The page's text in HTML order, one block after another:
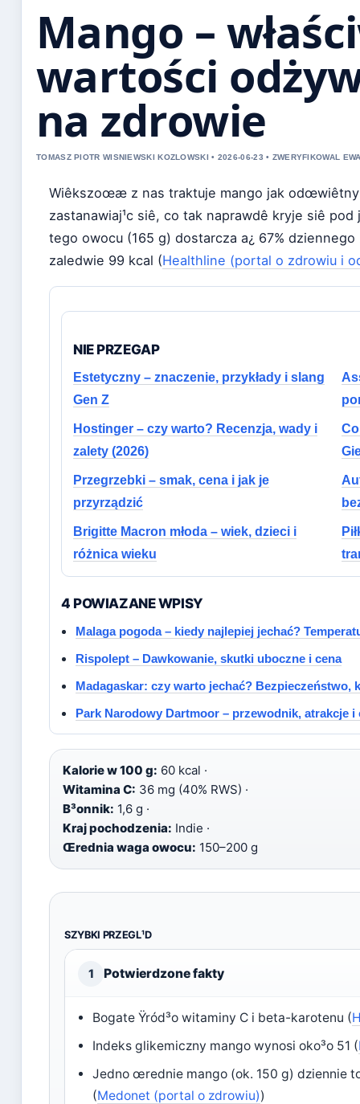
Mango –
wartości
na zdrowie
TOMASZ PIOTR WISNIEWSKI KOZLOWSKI • 2026-06-23 • ZWERYFIKOWAL
Wiêkszoœæ z nas traktuje mango jak
zastanawiaj¹c siê, co tak naprawdê kryje siê
tego owocu (165 g) dostarcza a¿ 67%
zaledwie 99 kcal (Healthline (portal o zdrowiu i
NIE PRZEGAP
Estetyczny – znaczenie, przykłady i slang
Gen Z
Hostinger – czy warto? Recenzja, wady i
zalety (2026)
Przegrzebki – smak, cena i jak je
przyrządzić
Brigitte Macron młoda – wiek, dzieci i
różnica wieku
4 POWIAZANE WPISY
Malaga pogoda – kiedy najlepiej jechać?
Rispolept – Dawkowanie, skutki uboczne i cena
Madagaskar: czy warto jechać? Bezpieczeństwo,
Park Narodowy Dartmoor – przewodnik, atrakcje i
Kalorie w 100 g: 60 kcal ·
Witamina C: 36 mg (40% RWS) ·
B³onnik: 1,6 g ·
Kraj pochodzenia: Indie ·
Œrednia waga owocu: 150–200 g
SZYBKI PRZEGL¹D
1 Potwierdzone fakty
Bogate Ÿród³o witaminy C i beta-karotenu (
Indeks glikemiczny mango wynosi oko³o 51 (
Jedno œrednie mango (ok. 150 g) dziennie
(Medonet (portal o zdrowiu))